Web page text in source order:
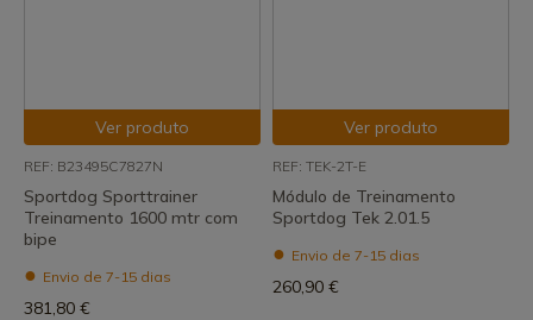
Ver produto
REF: B23495C7827N
Sportdog Sporttrainer
Treinamento 1600 mtr com
bipe
Envio de 7-15 dias
381,80 €
Ver produto
REF: TEK-2T-E
Módulo de Treinamento
Sportdog Tek 2.01.5
Envio de 7-15 dias
260,90 €